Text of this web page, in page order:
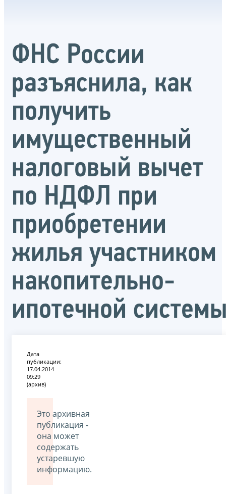
ФНС России
разъяснила, как
получить
имущественный
налоговый вычет
по НДФЛ при
приобретении
жилья участником
накопительно-
ипотечной
Дата
публикации:
17.04.2014
09:29
(архив)
Это архивная
публикация -
она может
содержать
устаревшую
информацию.